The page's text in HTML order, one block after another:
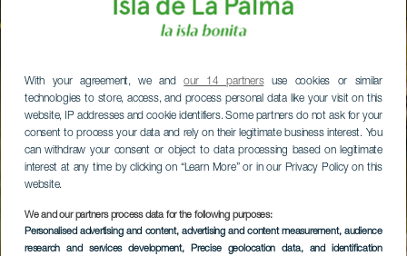
With your agreement, we andour 14 partnersuse cookies or similar
technologies to store, access, and process personal data like your visit on this
website, IP addresses and cookie identifiers. Some partners do not ask for your
consent to process your data and rely on their legitimate business interest. You
can withdraw your consent or object to data processing based on legitimate
interest at any time by clicking on “Learn More” or in our Privacy Policy on this
website.
We and our partners process data for the following purposes:
Personalised advertising and content, advertising and content measurement, audience
research and services development, Precise geolocation data, and identification